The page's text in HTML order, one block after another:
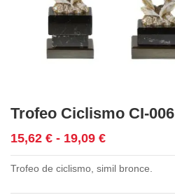
Trofeo Ciclismo CI-006
15,62 € - 19,09 €Rango
de
precios:
Trofeo de ciclismo, simil bronce.